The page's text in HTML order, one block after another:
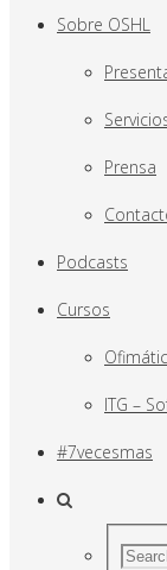
Sobre OSHL
Prensa
Podcasts
Cursos
ITG –
#7vecesmas